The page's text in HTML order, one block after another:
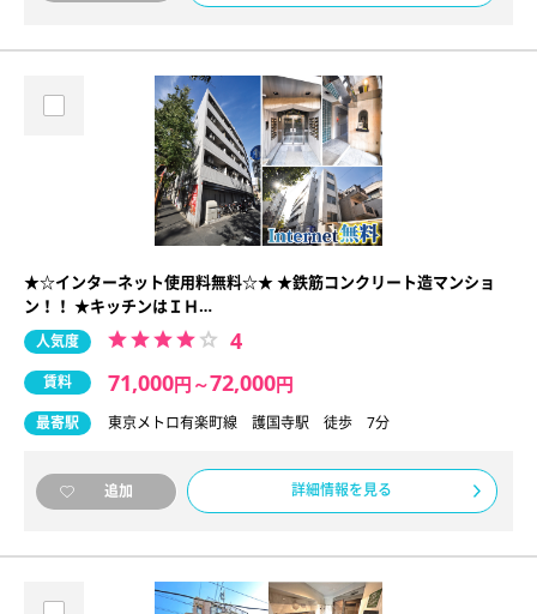
★☆インターネット使用料無料☆★ ★鉄筋コンクリート造マンショ
ン！！ ★キッチンはＩＨ…
人気度 4
賃料 71,000円 ～72,000円
最寄駅 東京メトロ有楽町線 護国寺駅 徒歩 7分
追加 詳細情報を見る